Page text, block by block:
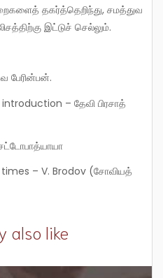
தகர்த்தெறிந்து, சமத்துவ
இட்டுச் செல்லும்.
பேரின்பன்.
சட்டோபாத்யாயா
also like